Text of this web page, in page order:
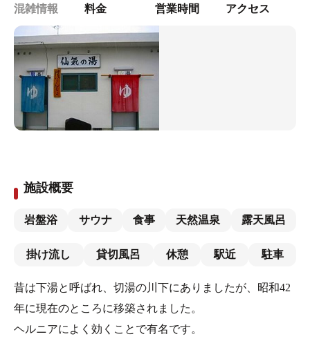
混雑情報 料金 営業時間 アクセス
施設概要
岩盤浴 サウナ 食事 天然温泉 露天風呂
掛け流し 貸切風呂 休憩 駅近 駐車
昔は下湯と呼ばれ、切湯の川下にありましたが、昭和42
年に現在のところに移築されました。
ヘルニアによく効くことで有名です。